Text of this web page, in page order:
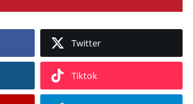
Twitter
Tiktok